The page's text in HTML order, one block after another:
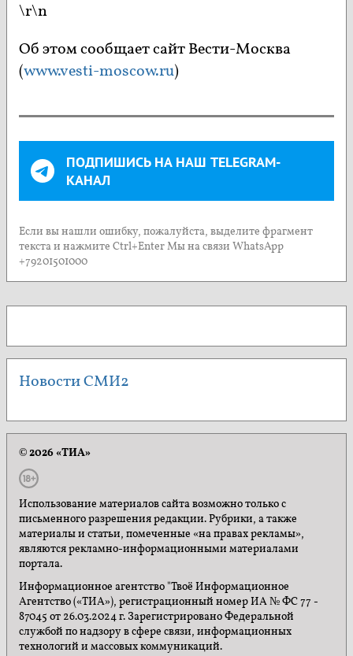
\r\n
Об этом сообщает сайт Вести-Москва
(www.vesti-moscow.ru)
ПОДПИШИСЬ НА НАШ TELEGRAM-
КАНАЛ
Если вы нашли ошибку, пожалуйста, выделите фрагмент
текста и нажмите Ctrl+Enter Мы на связи WhatsApp
+79201501000
Новости СМИ2
© 2026 «ТИА»
Использование материалов сайта возможно только с
письменного разрешения редакции. Рубрики, а также
материалы и статьи, помеченные «на правах рекламы»,
являются рекламно-информационными материалами
портала.
Информационное агентство "Твоё Информационное
Агентство («ТИА»), регистрационный номер ИА № ФС 77 -
87045 от 26.03.2024 г. Зарегистрировано Федеральной
службой по надзору в сфере связи, информационных
технологий и массовых коммуникаций.